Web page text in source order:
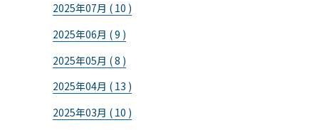
2025年07月 ( 10 )
2025年06月 ( 9 )
2025年05月 ( 8 )
2025年04月 ( 13 )
2025年03月 ( 10 )